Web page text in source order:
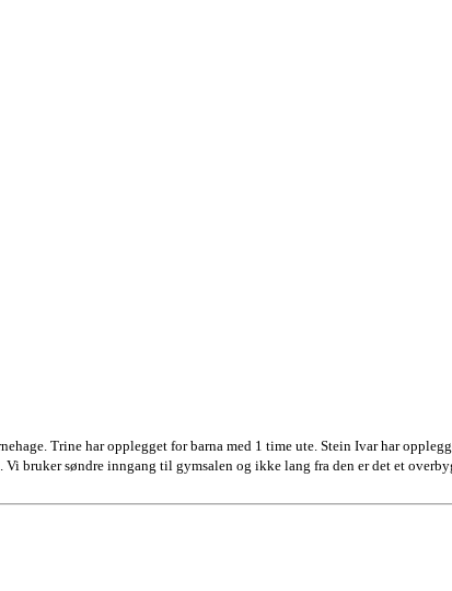
Trine har opplegget for barna med 1 time ute. Stein Ivar har
bruker søndre inngang til gymsalen og ikke lang fra den er det et